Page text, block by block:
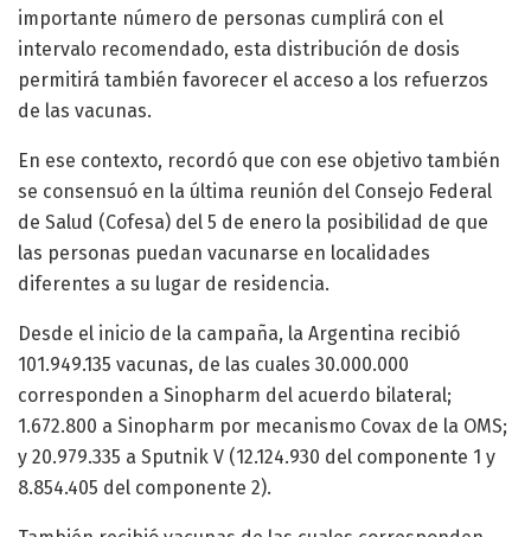
importante número de personas cumplirá con el
intervalo recomendado, esta distribución de dosis
permitirá también favorecer el acceso a los refuerzos
de las vacunas.
En ese contexto, recordó que con ese objetivo también
se consensuó en la última reunión del Consejo Federal
de Salud (Cofesa) del 5 de enero la posibilidad de que
las personas puedan vacunarse en localidades
diferentes a su lugar de residencia.
Desde el inicio de la campaña, la Argentina recibió
101.949.135 vacunas, de las cuales 30.000.000
corresponden a Sinopharm del acuerdo bilateral;
1.672.800 a Sinopharm por mecanismo Covax de la OMS;
y 20.979.335 a Sputnik V (12.124.930 del componente 1 y
8.854.405 del componente 2).